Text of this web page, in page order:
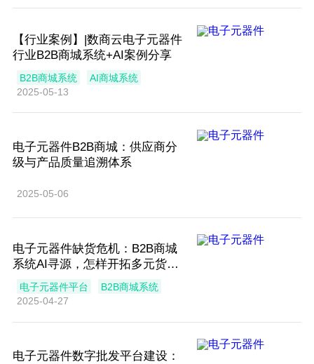
【行业案例】|数商云电子元器件
行业B2B商城系统+AI案例分享
B2B商城系统
AI商城系统
2025-05-13
电子元器件B2B商城：供应商分
级与产品质量追溯体系
2025-05-06
电子元器件缺货危机：B2B商城
系统AI寻源，怎样开拓多元货源
新趋势？
电子元器件平台
B2B商城系统
2025-04-27
电子元器件数字批发平台建设：